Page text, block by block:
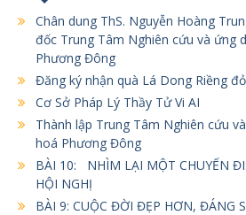
Chân dung ThS. Nguyễn Hoàng
đốc Trung Tâm Nghiên cứu và ứng
Phương Đông
Đăng ký nhận quà Lá Dong Riềng đỏ
Cơ Sở Pháp Lý Thầy Tử Vi AI
Thành lập Trung Tâm Nghiên cứu
hoá Phương Đông
BÀI 10: NHÌM LẠI MỘT CHUYẾN
HỘI NGHỊ
BÀI 9: CUỘC ĐỜI ĐẸP HƠN, ĐÁNG